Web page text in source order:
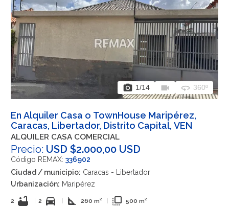
photo_camera 1/14 videocam 360 360º
En Alquiler Casa o TownHouse Maripérez,
Caracas, Libertador, Distrito Capital, VEN
ALQUILER CASA COMERCIAL
Precio: USD $2.000,00 USD
Código REMAX: 336902
Ciudad / municipio: Caracas - Libertador
Urbanización: Maripérez
2 bathtub 2 directions_car square_foot 260 m² flip_to_front 500 m²